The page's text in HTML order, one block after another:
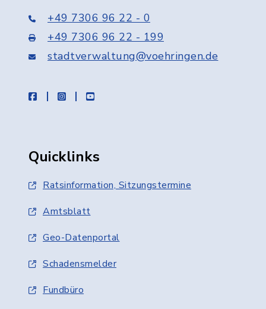
+49 7306 96 22 - 0
+49 7306 96 22 - 199
stadtverwaltung@voehringen.de
facebookinstagramyoutube
Quicklinks
Ratsinformation, Sitzungstermine
Amtsblatt
Geo-Datenportal
Schadensmelder
Fundbüro